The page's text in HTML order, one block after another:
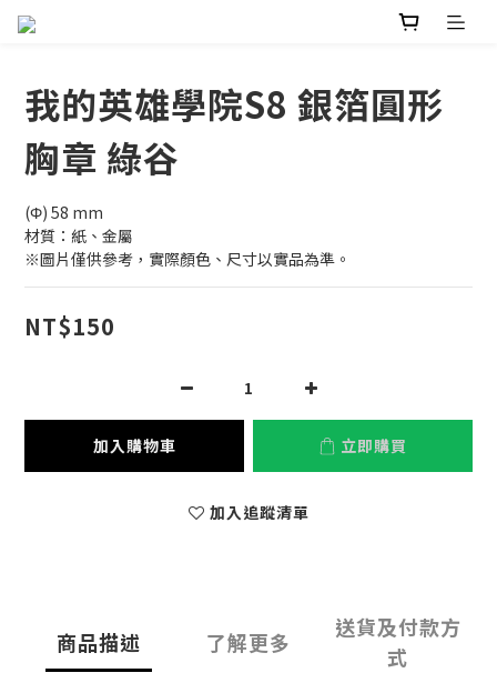
我的英雄學院S8 銀箔圓形
胸章 綠谷
(Φ) 58 mm
材質：紙、金屬
※圖片僅供參考，實際顏色、尺寸以實品為準。
NT$150
加入購物車 立即購買
加入追蹤清單
商品描述 了解更多
送貨及付款方
式